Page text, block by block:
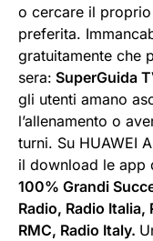
o cercare il
preferita.
gratuitamente che
sera: SuperGuida
gli utenti amano
l’allenamento o
turni. Su HUAWEI
il download le app
100% Grandi
Radio, Radio Italia,
RMC, Radio Italy.